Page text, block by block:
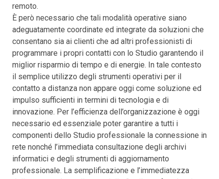
remoto.
È però necessario che tali modalità operative siano
adeguatamente coordinate ed integrate da soluzioni che
consentano sia ai clienti che ad altri professionisti di
programmare i propri contatti con lo Studio garantendo il
miglior risparmio di tempo e di energie. In tale contesto
il semplice utilizzo degli strumenti operativi per il
contatto a distanza non appare oggi come soluzione ed
impulso sufficienti in termini di tecnologia e di
innovazione. Per l’efficienza dell’organizzazione è oggi
necessario ed essenziale poter garantire a tutti i
componenti dello Studio professionale la connessione in
rete nonché l’immediata consultazione degli archivi
informatici e degli strumenti di aggiornamento
professionale. La semplificazione e l’immediatezza